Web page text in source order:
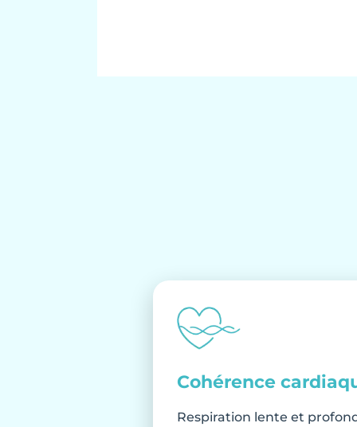
Cohérence
Respiration lente et